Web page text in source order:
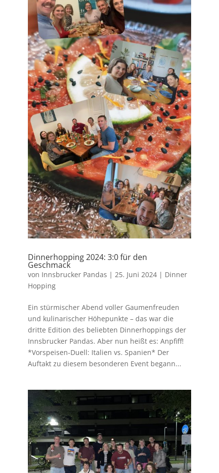
Dinnerhopping 2024: 3:0 für den
Geschmack
von Innsbrucker Pandas | 25. Juni 2024| Dinner
Hopping
Ein stürmischer Abend voller Gaumenfreuden
und kulinarischer Höhepunkte – das war die
dritte Edition des beliebten Dinnerhoppings der
Innsbrucker Pandas. Aber nun heißt es: Anpfiff!
*Vorspeisen-Duell: Italien vs. Spanien* Der
Auftakt zu diesem besonderen Event begann...